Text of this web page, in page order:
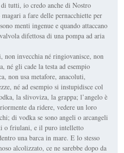
tutti, io credo anche di Nostro
a fare delle pernacchiette per
menti ingenue e quando attaccano
difettosa di una pompa ad aria
non invecchia né ringiovanisce, non
né gli cade la testa ad esempio
non usa metafore, anacoluti,
né ad esempio si instupidisce col
la slivoviza, la grappa; l’angelo è
da ridere, vedere un loro
di vodka se sono angeli o arcangeli
o friulani, e il puro intelletto
una barca in mare. E lo stesso
alcolizzato, ce ne sarebbe dopo da